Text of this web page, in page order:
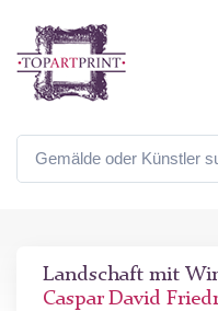
Landschaft mit
Caspar David